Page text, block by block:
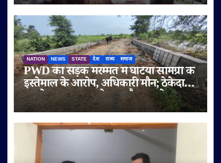
NATION NEWS STATE देश राज्य समाज
PWD की सड़क मरम्मत में घटिया सामग्री के
इस्तेमाल के आरोप, अधिकारी मौन; ठेकेदार
पर दोबारा गुणवत्ता से समझौता करने का
आरोप